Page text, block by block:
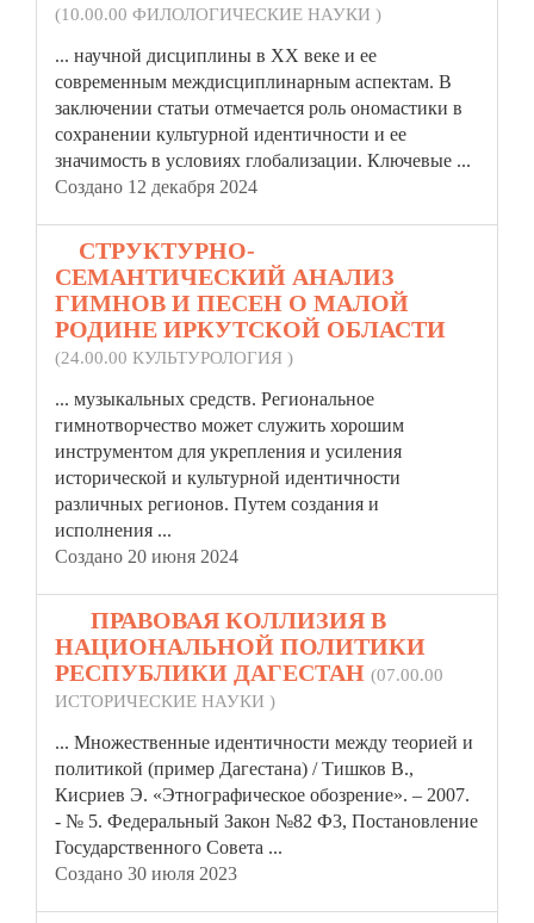
(10.00.00 ФИЛОЛОГИЧЕСКИЕ НАУКИ )
... научной дисциплины в XX веке и ее
современным междисциплинарным аспектам. В
заключении статьи отмечается роль ономастики в
сохранении культурной идентичности и ее
значимость в условиях глобализации. Ключевые ...
Создано 12 декабря 2024
СТРУКТУРНО-
СЕМАНТИЧЕСКИЙ АНАЛИЗ
ГИМНОВ И ПЕСЕН О МАЛОЙ
РОДИНЕ ИРКУТСКОЙ ОБЛАСТИ
(24.00.00 КУЛЬТУРОЛОГИЯ )
... музыкальных средств. Региональное
гимнотворчество может служить хорошим
инструментом для укрепления и усиления
исторической и культурной идентичности
различных регионов. Путем создания и
исполнения ...
Создано 20 июня 2024
ПРАВОВАЯ КОЛЛИЗИЯ В
НАЦИОНАЛЬНОЙ ПОЛИТИКИ
РЕСПУБЛИКИ ДАГЕСТАН (07.00.00
ИСТОРИЧЕСКИЕ НАУКИ )
... Множественные идентичности между теорией и
политикой (пример Дагестана) / Тишков В.,
Кисриев Э. «Этнографическое обозрение». – 2007.
- № 5. Федеральный Закон №82 Ф3, Постановление
Государственного Совета ...
Создано 30 июля 2023